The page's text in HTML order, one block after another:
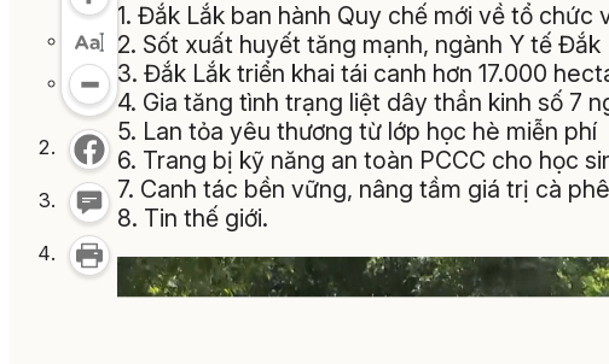
1. Đắk Lắk ban hành Quy chế mới về tổ
2. Sốt xuất huyết tăng mạnh, ngành Y tế
3. Đắk Lắk triển khai tái canh hơn 17.000
4. Gia tăng tình trạng liệt dây thần kinh số 7
5. Lan tỏa yêu thương từ lớp học hè miễn phí
6. Trang bị kỹ năng an toàn PCCC cho học
7. Canh tác bền vững, nâng tầm giá trị cà phê
8. Tin thế giới.